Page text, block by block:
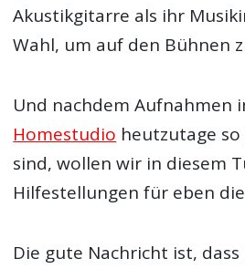
Akustikgitarre als ihr
Wahl, um auf den Bühnen
Und nachdem Aufnahmen
Homestudio heutzutage
sind, wollen wir in diesem
Hilfestellungen für eben
Die gute Nachricht ist, dass